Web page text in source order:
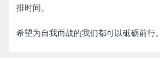
排时间。
希望为自我而战的我们都可以砥砺前行。